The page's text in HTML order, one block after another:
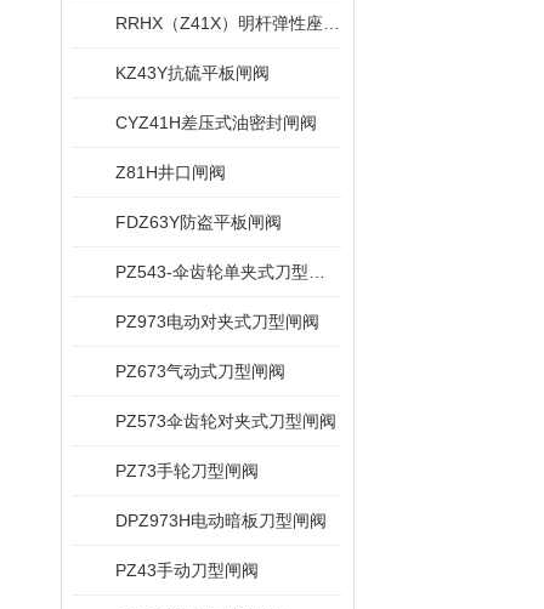
KZ43Y抗硫平板闸阀
CYZ41H差压式油密封闸阀
Z81H井口闸阀
FDZ63Y防盗平板闸阀
PZ973电动对夹式刀型闸阀
PZ673气动式刀型闸阀
PZ573伞齿轮对夹式刀型闸阀
PZ73手轮刀型闸阀
DPZ973H电动暗板刀型闸阀
PZ43手动刀型闸阀